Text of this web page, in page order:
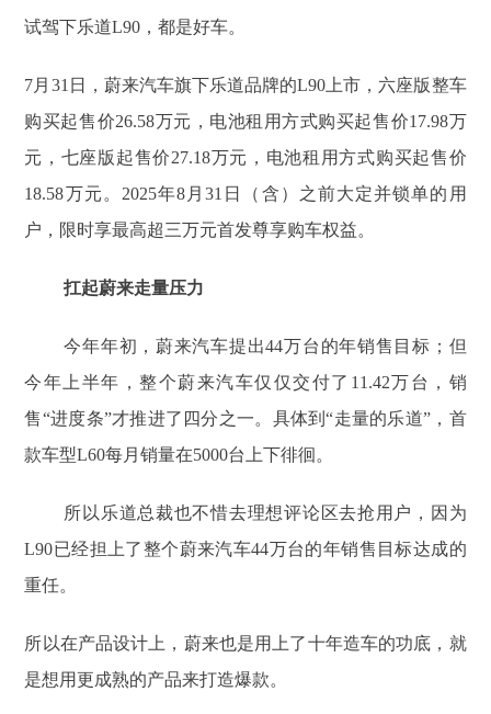
试驾下乐道L90，都是好车。
7月31日，蔚来汽车旗下乐道品牌的L90上市，六座版整车
购买起售价26.58万元，电池租用方式购买起售价17.98万
元，七座版起售价27.18万元，电池租用方式购买起售价
18.58万元。2025年8月31日（含）之前大定并锁单的用
户，限时享最高超三万元首发尊享购车权益。
扛起蔚来走量压力
今年年初，蔚来汽车提出44万台的年销售目标；但
今年上半年，整个蔚来汽车仅仅交付了11.42万台，销
售“进度条”才推进了四分之一。具体到“走量的乐道”，首
款车型L60每月销量在5000台上下徘徊。
所以乐道总裁也不惜去理想评论区去抢用户，因为
L90已经担上了整个蔚来汽车44万台的年销售目标达成的
重任。
所以在产品设计上，蔚来也是用上了十年造车的功底，就
是想用更成熟的产品来打造爆款。